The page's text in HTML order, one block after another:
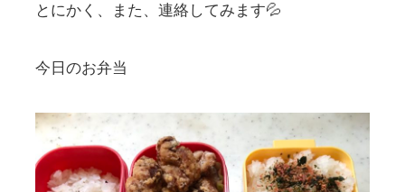
とにかく、また、連絡してみます💦
今日のお弁当